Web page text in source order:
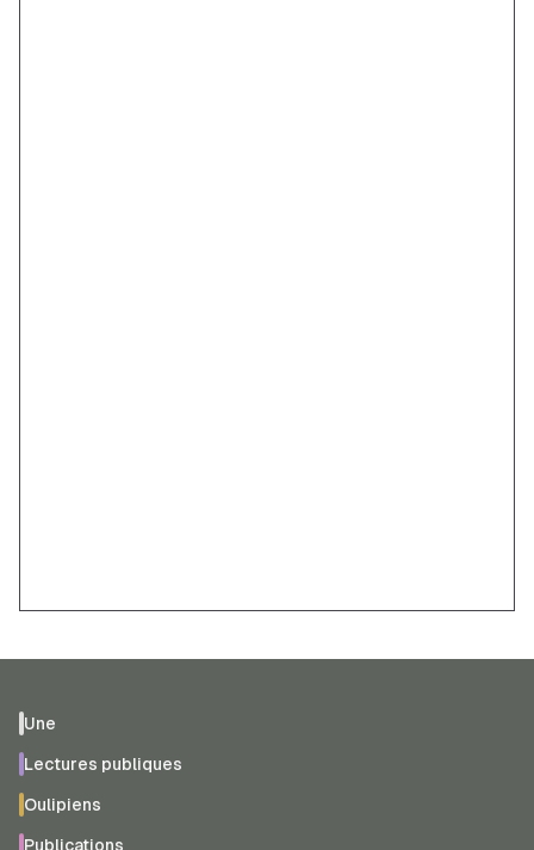
Une
Lectures publiques
Oulipiens
Publications